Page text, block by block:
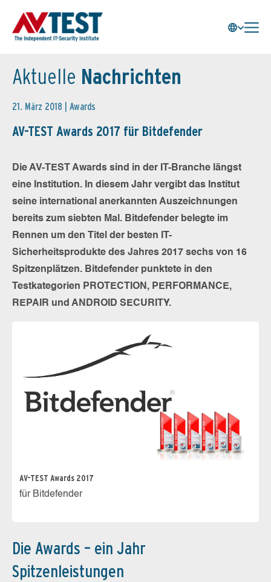
Aktuelle Nachrichten
21. März 2018 | Awards
AV-TEST Awards 2017 für Bitdefender
Die AV-TEST Awards sind in der IT-Branche längst
eine Institution. In diesem Jahr vergibt das Institut
seine international anerkannten Auszeichnungen
bereits zum siebten Mal. Bitdefender belegte im
Rennen um den Titel der besten IT-
Sicherheitsprodukte des Jahres 2017 sechs von 16
Spitzenplätzen. Bitdefender punktete in den
Testkategorien PROTECTION, PERFORMANCE,
REPAIR und ANDROID SECURITY.
AV-TEST Awards 2017
für Bitdefender
Die Awards – ein Jahr
Spitzenleistungen